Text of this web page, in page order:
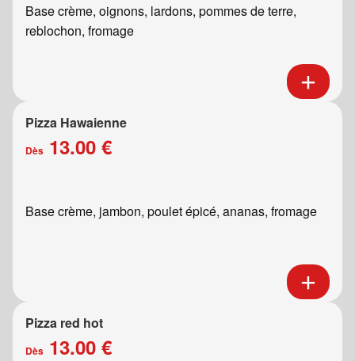
Base crème, oignons, lardons, pommes de terre,
reblochon, fromage
Pizza Hawaienne
Dès 13.00 €
Base crème, jambon, poulet épicé, ananas, fromage
Pizza red hot
Dès 13.00 €